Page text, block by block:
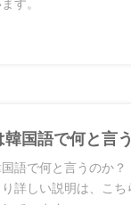
す。
韓国語で何と言
国語で何と言うのか
詳しい説明は、こち